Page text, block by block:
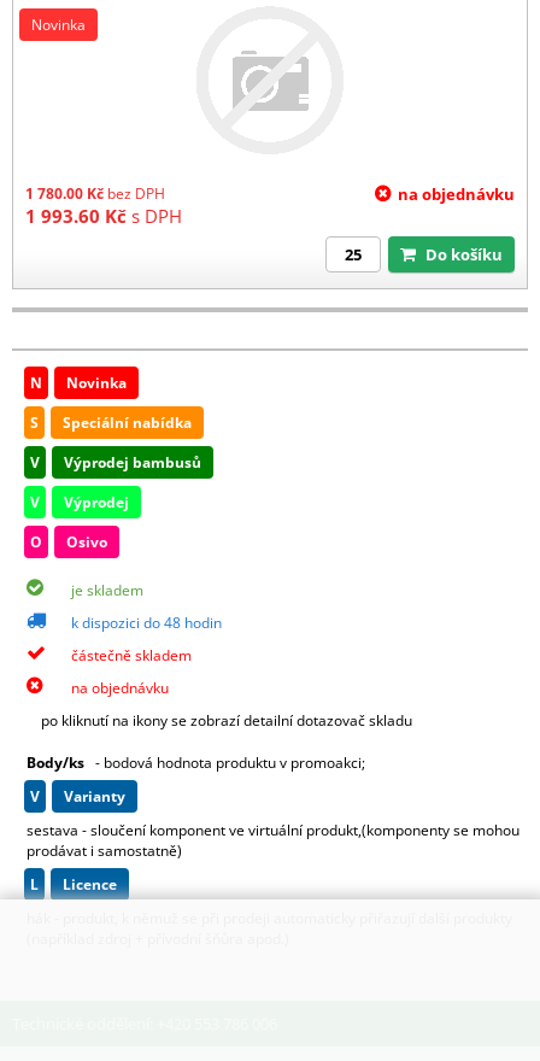
1 780.00 Kč bez DPH
1 993.60 Kč s DPH
Novinka
na objednávku
Do košíku
N
Novinka
S
Speciální nabídka
V
Výprodej bambusů
V
Výprodej
O
Osivo
je skladem
k dispozici do 48 hodin
částečně skladem
na objednávku
po kliknutí na ikony se zobrazí detailní dotazovač skladu
Body/ks - bodová hodnota produktu v promoakci;
v
varianty
sestava - sloučení komponent ve virtuální produkt,(komponenty se mohou
prodávat i samostatně)
L
licence